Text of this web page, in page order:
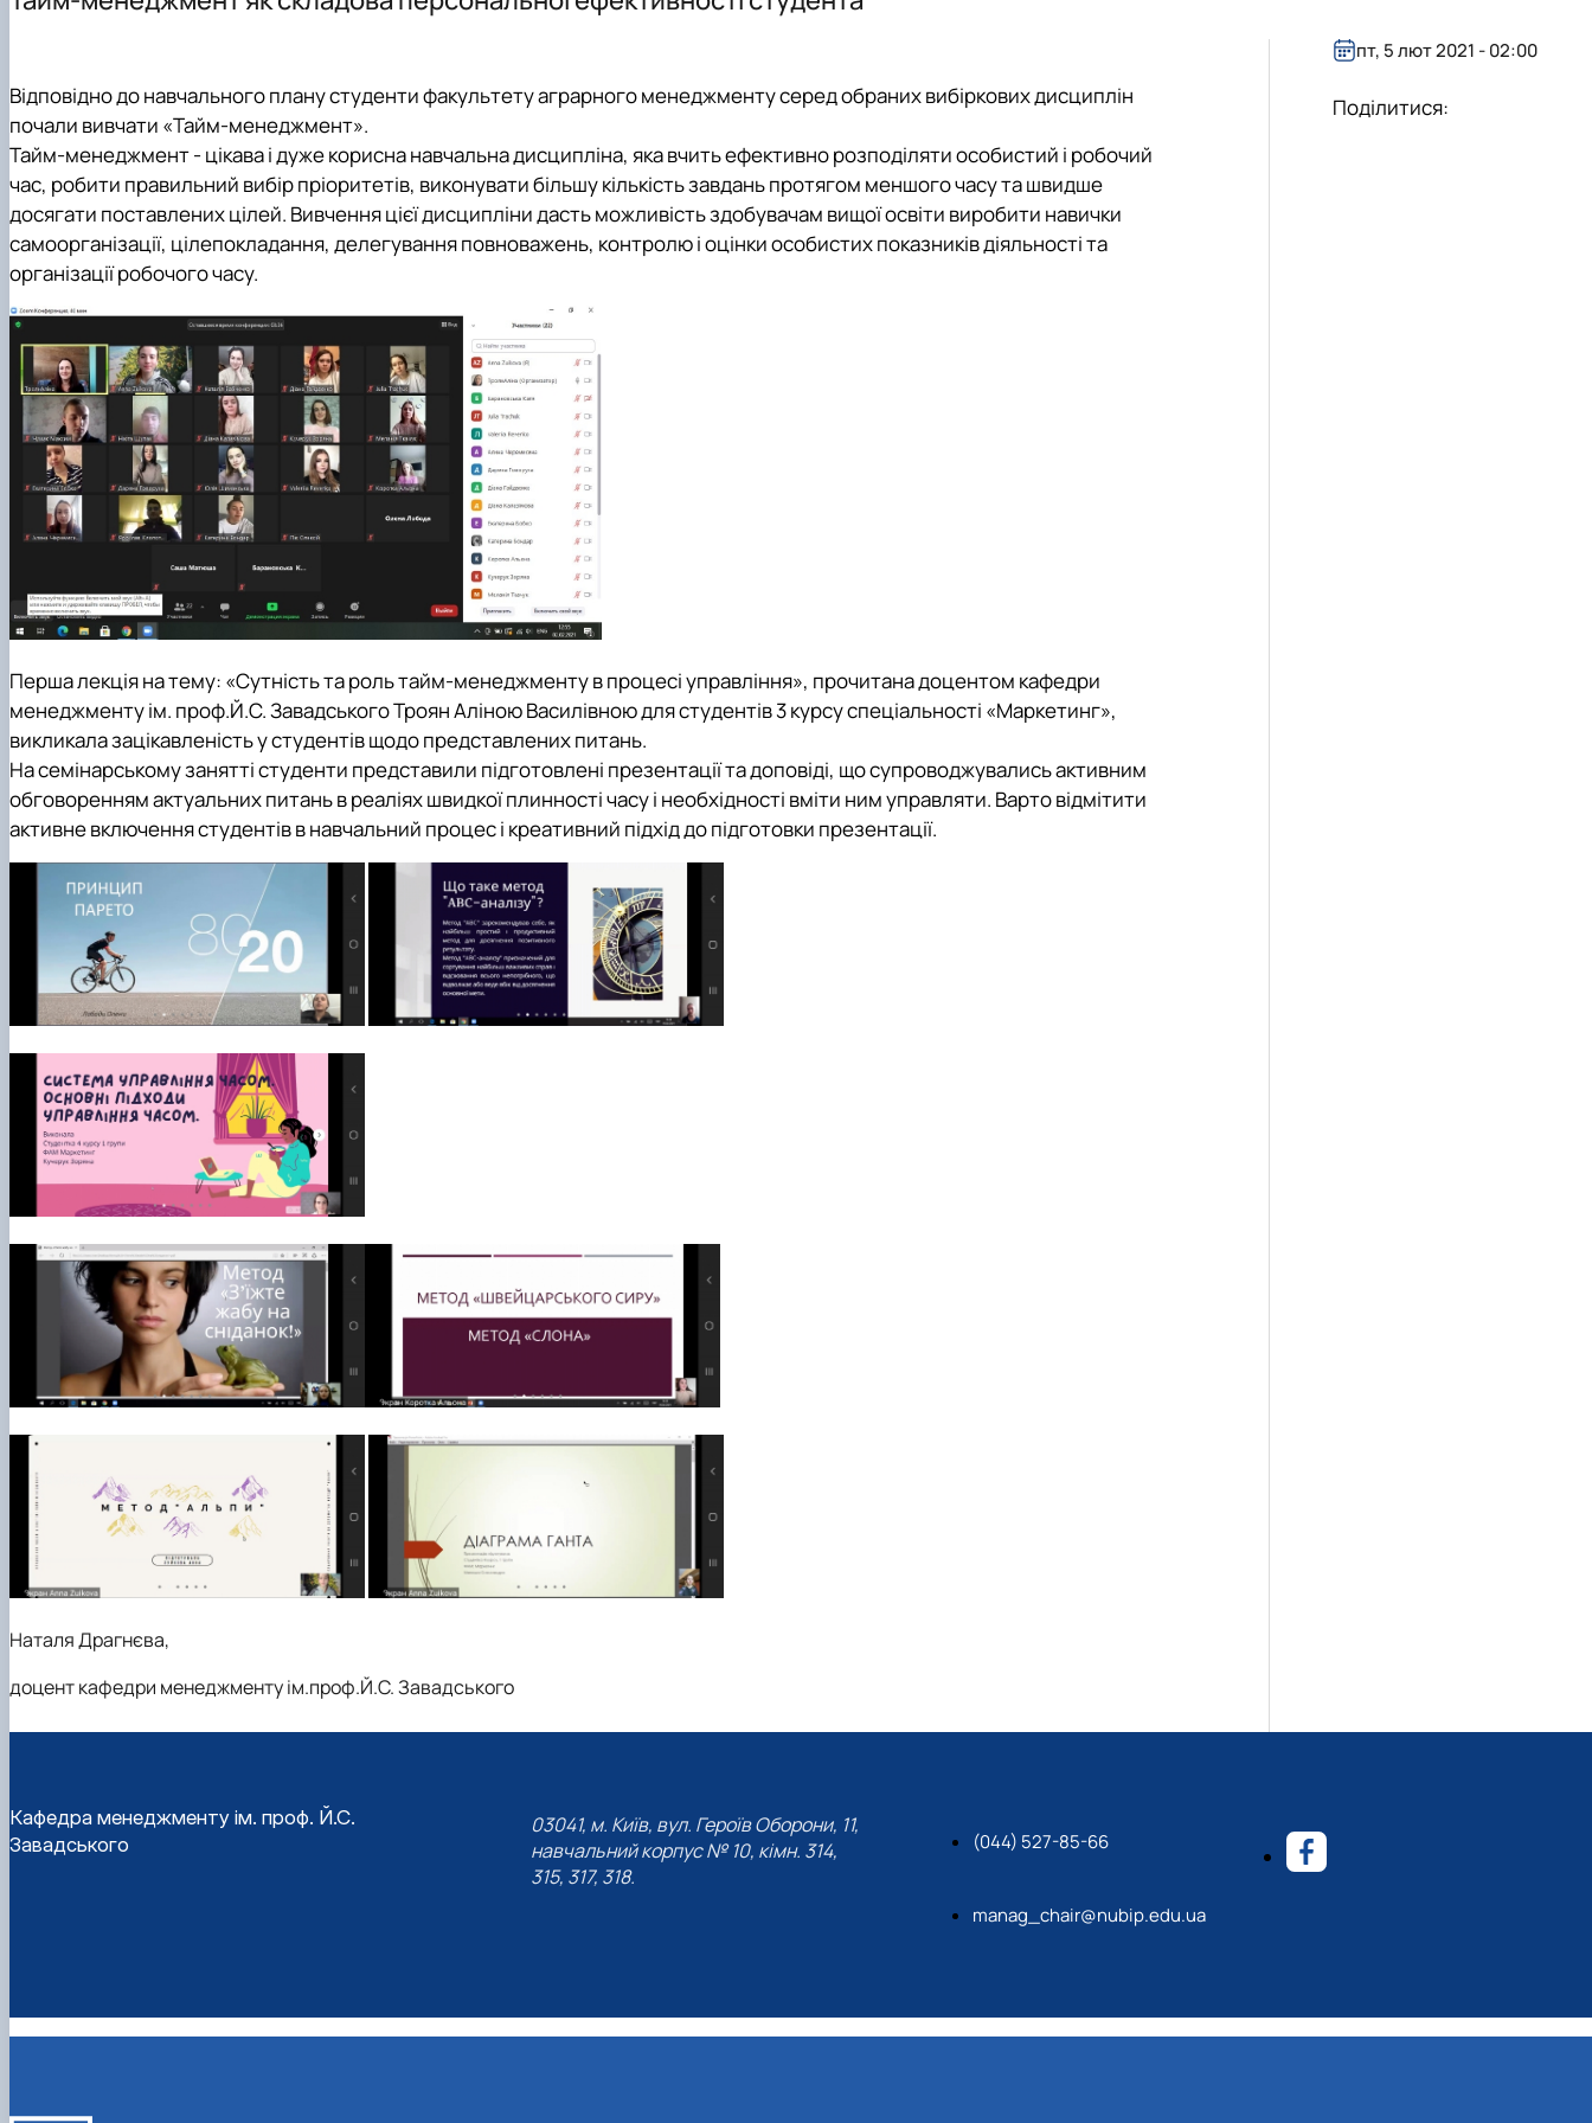
Наукова школа О.Д. Гудзинського «Управління соціально-економічними системами»
Здобутки кафедри менеджменту ім. проф. Й.С. Завадського
Підготовка аспірантів
Наукові видання
Скринька довіри
Відповідно до навчального плану студенти факультету аграрного менеджменту серед обраних вибіркових дисциплін
почали вивчати «Тайм-менеджмент».
Тайм-менеджмент - цікава і дуже корисна навчальна дисципліна, яка вчить ефективно розподіляти особистий і робочий
час, робити правильний вибір пріоритетів, виконувати більшу кількість завдань протягом меншого часу та швидше
досягати поставлених цілей. Вивчення цієї дисципліни дасть можливість здобувачам вищої освіти виробити навички
самоорганізації, цілепокладання, делегування повноважень, контролю і оцінки особистих показників діяльності та
організації робочого часу.
Перша лекція на тему: «Сутність та роль тайм-менеджменту в процесі управління», прочитана доцентом кафедри
менеджменту ім. проф.Й.С. Завадського Троян Аліною Василівною для студентів 3 курсу спеціальності «Маркетинг»,
викликала зацікавленість у студентів щодо представлених питань.
На семінарському занятті студенти представили підготовлені презентації та доповіді, що супроводжувались активним
обговоренням актуальних питань в реаліях швидкої плинності часу і необхідності вміти ним управляти. Варто відмітити
активне включення студентів в навчальний процес і креативний підхід до підготовки презентації.
Наталя Драгнєва,
доцент кафедри менеджменту ім.проф.Й.С. Завадського
пт, 5 лют 2021 - 02:00
Поділитися:
Кафедра менеджменту ім. проф. Й.С.
Завадського
03041, м. Київ, вул. Героїв Оборони, 11,
навчальний корпус № 10, кімн. 314,
315, 317, 318.
(044) 527-85-66
manag_chair@nubip.edu.ua